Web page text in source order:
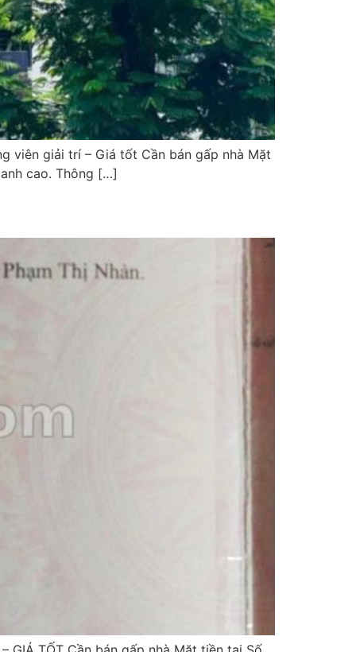
viên giải trí – Giá tốt Cần bán gấp nhà Mặt
cao. Thông […]